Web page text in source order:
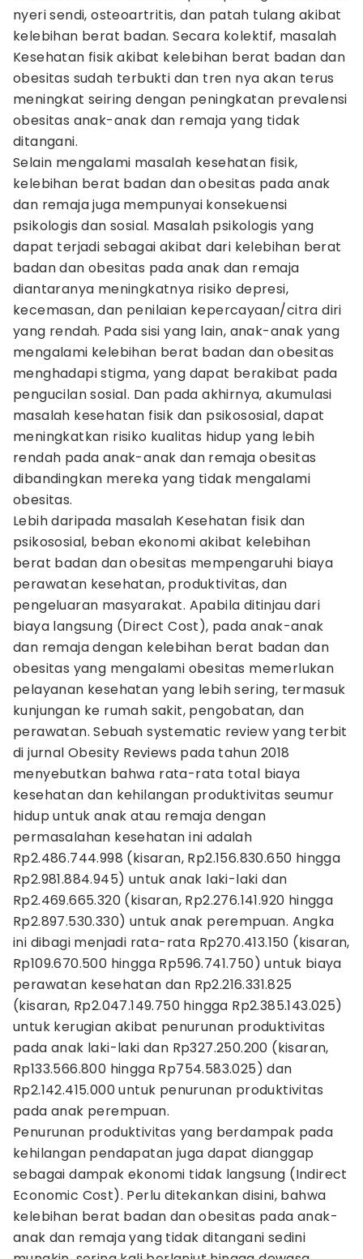
nyeri sendi, osteoartritis, dan patah tulang akibat
kelebihan berat badan. Secara kolektif, masalah
Kesehatan fisik akibat kelebihan berat badan dan
obesitas sudah terbukti dan tren nya akan terus
meningkat seiring dengan peningkatan prevalensi
obesitas anak-anak dan remaja yang tidak
ditangani.
Selain mengalami masalah kesehatan fisik,
kelebihan berat badan dan obesitas pada anak
dan remaja juga mempunyai konsekuensi
psikologis dan sosial. Masalah psikologis yang
dapat terjadi sebagai akibat dari kelebihan berat
badan dan obesitas pada anak dan remaja
diantaranya meningkatnya risiko depresi,
kecemasan, dan penilaian kepercayaan/citra diri
yang rendah. Pada sisi yang lain, anak-anak yang
mengalami kelebihan berat badan dan obesitas
menghadapi stigma, yang dapat berakibat pada
pengucilan sosial. Dan pada akhirnya, akumulasi
masalah kesehatan fisik dan psikososial, dapat
meningkatkan risiko kualitas hidup yang lebih
rendah pada anak-anak dan remaja obesitas
dibandingkan mereka yang tidak mengalami
obesitas.
Lebih daripada masalah Kesehatan fisik dan
psikososial, beban ekonomi akibat kelebihan
berat badan dan obesitas mempengaruhi biaya
perawatan kesehatan, produktivitas, dan
pengeluaran masyarakat. Apabila ditinjau dari
biaya langsung (Direct Cost), pada anak-anak
dan remaja dengan kelebihan berat badan dan
obesitas yang mengalami obesitas memerlukan
pelayanan kesehatan yang lebih sering, termasuk
kunjungan ke rumah sakit, pengobatan, dan
perawatan. Sebuah systematic review yang terbit
di jurnal Obesity Reviews pada tahun 2018
menyebutkan bahwa rata-rata total biaya
kesehatan dan kehilangan produktivitas seumur
hidup untuk anak atau remaja dengan
permasalahan kesehatan ini adalah
Rp2.486.744.998 (kisaran, Rp2.156.830.650 hingga
Rp2.981.884.945) untuk anak laki-laki dan
Rp2.469.665.320 (kisaran, Rp2.276.141.920 hingga
Rp2.897.530.330) untuk anak perempuan. Angka
ini dibagi menjadi rata-rata Rp270.413.150 (kisaran,
Rp109.670.500 hingga Rp596.741.750) untuk biaya
perawatan kesehatan dan Rp2.216.331.825
(kisaran, Rp2.047.149.750 hingga Rp2.385.143.025)
untuk kerugian akibat penurunan produktivitas
pada anak laki-laki dan Rp327.250.200 (kisaran,
Rp133.566.800 hingga Rp754.583.025) dan
Rp2.142.415.000 untuk penurunan produktivitas
pada anak perempuan.
Penurunan produktivitas yang berdampak pada
kehilangan pendapatan juga dapat dianggap
sebagai dampak ekonomi tidak langsung (Indirect
Economic Cost). Perlu ditekankan disini, bahwa
kelebihan berat badan dan obesitas pada anak-
anak dan remaja yang tidak ditangani sedini